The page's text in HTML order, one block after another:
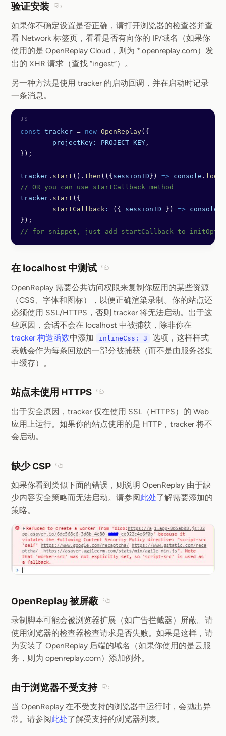
验证安装
如果你不确定设置是否正确，请打开浏览器的检查器并查
看 Network 标签页，看看是否有向你的 IP/域名（如果你
使用的是 OpenReplay Cloud，则为 *.openreplay.com）发
出的 XHR 请求（查找 “ingest”）。
另一种方法是使用 tracker 的启动回调，并在启动时记录
一条消息。
const tracker = new OpenReplay({
	projectKey:
PROJECT_KEY ,
});
tracker . start (). then (({ sessionID }) => console . log
// OR you can use startCallback method
tracker . start ({
	startCallback
: ({ sessionID }) => console
});
// for snippet, just add startCallback to initOpts
在 localhost 中测试
OpenReplay 需要公共访问权限来复制你应用的某些资源
（CSS、字体和图标），以便正确渲染录制。你的站点还
必须使用 SSL/HTTPS，否则 tracker 将无法启动。出于这
些原因，会话不会在 localhost 中被捕获，除非你在
tracker 构造函数中添加 inlineCss: 3
选项，这样样式
表就会作为每条回放的一部分被捕获（而不是由服务器集
中缓存）。
站点未使用 HTTPS
出于安全原因，tracker 仅在使用 SSL（HTTPS）的 Web
应用上运行。如果你的站点使用的是 HTTP，tracker 将不
会启动。
缺少 CSP
如果你看到类似下面的错误，则说明 OpenReplay 由于缺
少内容安全策略而无法启动。请参阅此处了解需要添加的
策略。
OpenReplay 被屏蔽
录制脚本可能会被浏览器扩展（如广告拦截器）屏蔽。请
使用浏览器的检查器检查请求是否失败。如果是这样，请
为安装了 OpenReplay 后端的域名（如果你使用的是云服
务，则为 openreplay.com）添加例外。
由于浏览器不受支持
当 OpenReplay 在不受支持的浏览器中运行时，会抛出异
常。请参阅此处了解受支持的浏览器列表。